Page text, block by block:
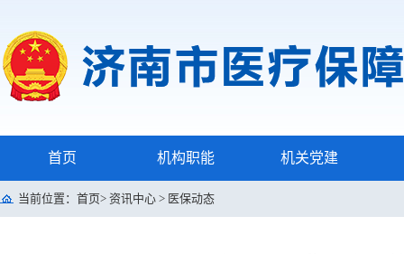
首页 机构职能 机关党建
当前位置： 首页> 资讯中心 > 医保动态